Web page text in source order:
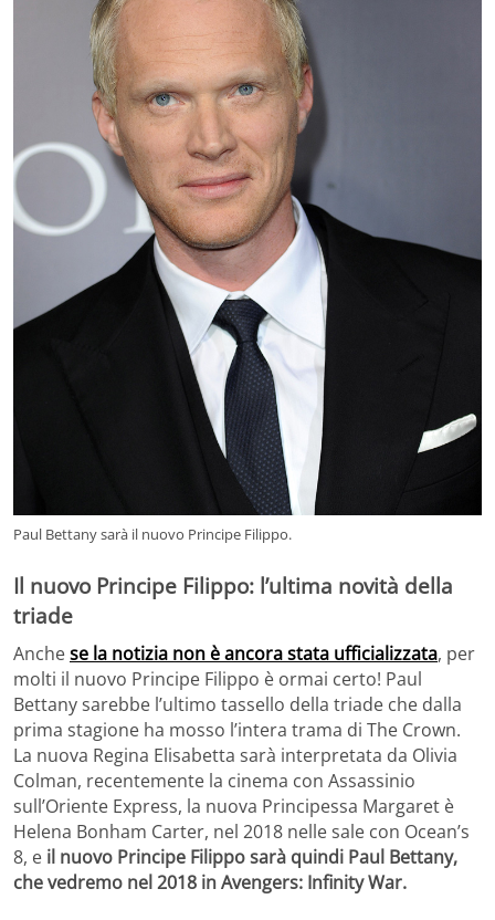
Paul Bettany sarà il nuovo Principe Filippo.
Il nuovo Principe Filippo: l’ultima novità della
triade
Anchese la notizia non è ancora stata ufficializzata, per
molti il nuovo Principe Filippo è ormai certo! Paul
Bettany sarebbe l’ultimo tassello della triade che dalla
prima stagione ha mosso l’intera trama di The Crown.
La nuova Regina Elisabetta sarà interpretata da Olivia
Colman, recentemente la cinema con Assassinio
sull’Oriente Express, la nuova Principessa Margaret è
Helena Bonham Carter, nel 2018 nelle sale con Ocean’s
8, e il nuovo Principe Filippo sarà quindi Paul Bettany,
che vedremo nel 2018 in Avengers: Infinity War.